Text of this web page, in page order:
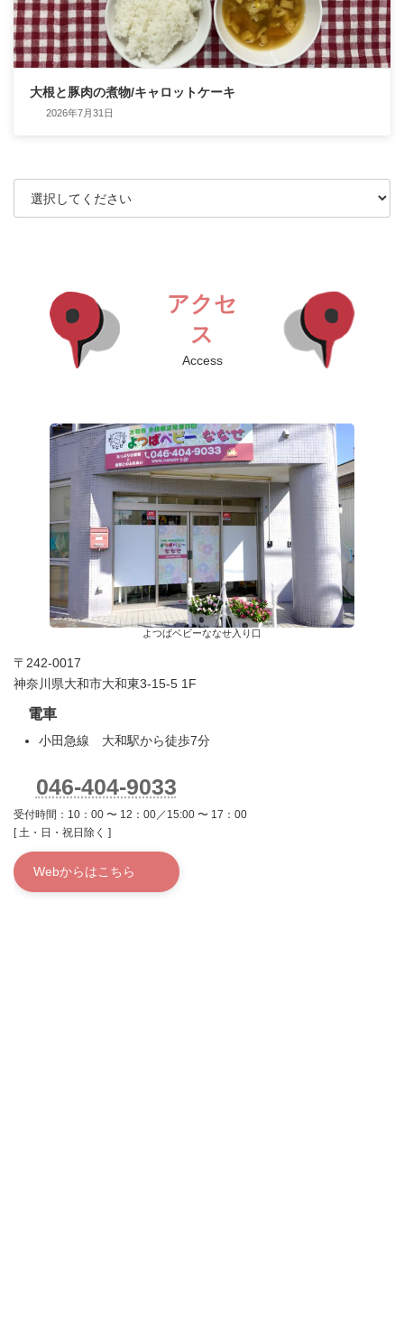
大根と豚肉の煮物/キャロットケーキ
2026年7月31日
アクセ
ス
Access
よつばベビーななせ入り口
〒242-0017
神奈川県大和市大和東3-15-5 1F
電車
小田急線 大和駅から徒歩7分
046-404-9033
受付時間：10：00 〜 12：00／15:00 〜 17：00
[ 土・日・祝日除く ]
Webからはこちら